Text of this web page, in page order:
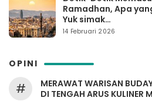
Ramadhan, Apa
Yuk simak…
14 Februari 2026
OPINI
#
MERAWAT WARISAN
DI TENGAH ARUS KULINER